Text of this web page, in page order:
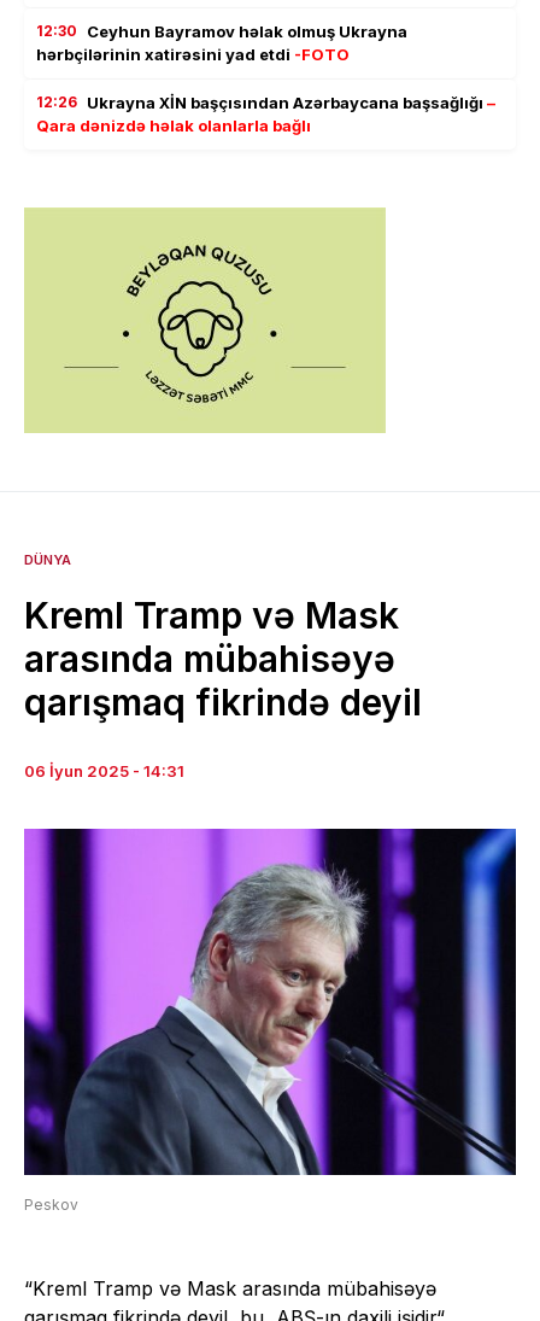
12:30
Ceyhun Bayramov həlak olmuş Ukrayna
hərbçilərinin xatirəsini yad etdi -FOTO
12:26 Ukrayna XİN başçısından Azərbaycana başsağlığı –
Qara dənizdə həlak olanlarla bağlı
DÜNYA
Kreml Tramp və Mask
arasında mübahisəyə
qarışmaq fikrində deyil
06 İyun 2025 - 14:31
Peskov
“Kreml Tramp və Mask arasında mübahisəyə